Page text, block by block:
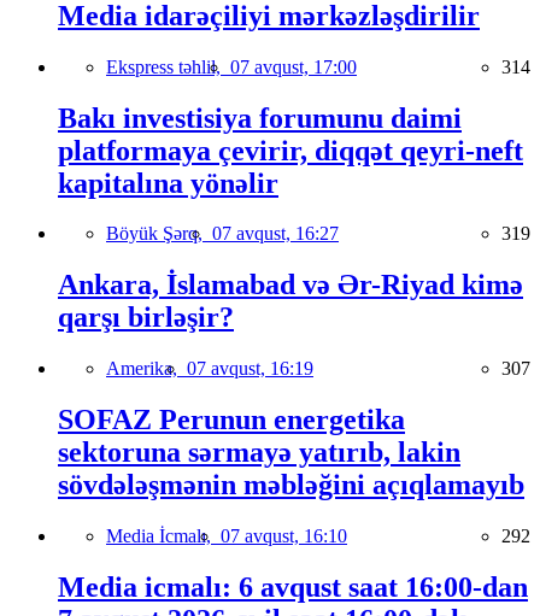
Media idarəçiliyi mərkəzləşdirilir
Ekspress təhlil, 07 avqust, 17:00 314
Bakı investisiya forumunu daimi
platformaya çevirir, diqqət qeyri-neft
kapitalına yönəlir
Böyük Şərq, 07 avqust, 16:27 319
Ankara, İslamabad və Ər-Riyad kimə
qarşı birləşir?
Amerika, 07 avqust, 16:19 307
SOFAZ Perunun energetika
sektoruna sərmayə yatırıb, lakin
sövdələşmənin məbləğini açıqlamayıb
Media İcmalı, 07 avqust, 16:10 292
Media icmalı: 6 avqust saat 16:00-dan